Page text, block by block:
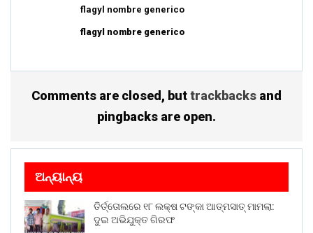
flagyl nombre generico
flagyl nombre generico
Comments are closed, buttrackbacks and
pingbacks are open.
ଅନ୍ୟାନ୍ୟ
ତିର୍ତ୍ତୋଲରେ ୧୮ ଲକ୍ଷ ଟଙ୍କା ଆତ୍ମସାତ୍ ମାମଲା:
ଦୁଇ ଅଭିଯୁକ୍ତ ଗିରଫ